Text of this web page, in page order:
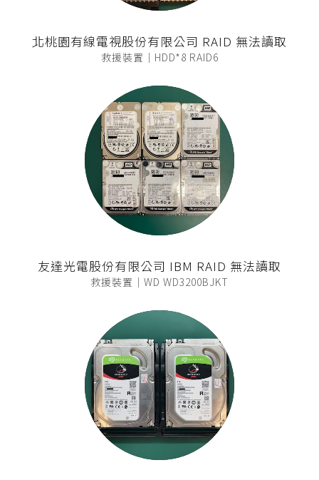
北桃園有線電視股份有限公司 RAID 無法讀取
救援裝置｜HDD*8 RAID6
友達光電股份有限公司 IBM RAID 無法讀取
救援裝置｜WD WD3200BJKT